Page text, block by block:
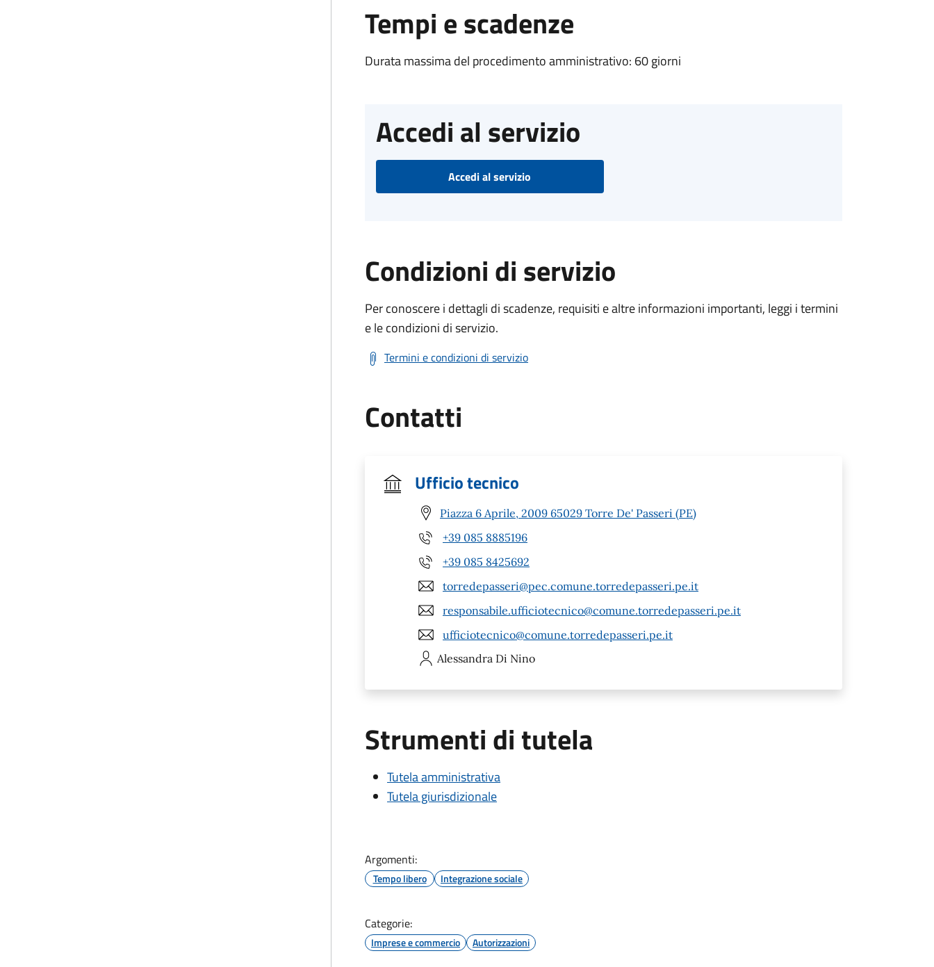
Tempi e scadenze
Durata massima del procedimento amministrativo: 60 giorni
Accedi al servizio
Accedi al servizio
Condizioni di servizio
Per conoscere i dettagli di scadenze, requisiti e altre informazioni importanti, leggi i termini
e le condizioni di servizio.
Termini e condizioni di servizio
Contatti
Ufficio tecnico
Piazza 6 Aprile, 2009 65029 Torre De' Passeri (PE)
+39 085 8885196
+39 085 8425692
torredepasseri@pec.comune.torredepasseri.pe.it
responsabile.ufficiotecnico@comune.torredepasseri.pe.it
ufficiotecnico@comune.torredepasseri.pe.it
Alessandra Di Nino
Strumenti di tutela
Tutela amministrativa
Tutela giurisdizionale
Argomenti:
Tempo libero Integrazione sociale
Categorie:
Imprese e commercio Autorizzazioni